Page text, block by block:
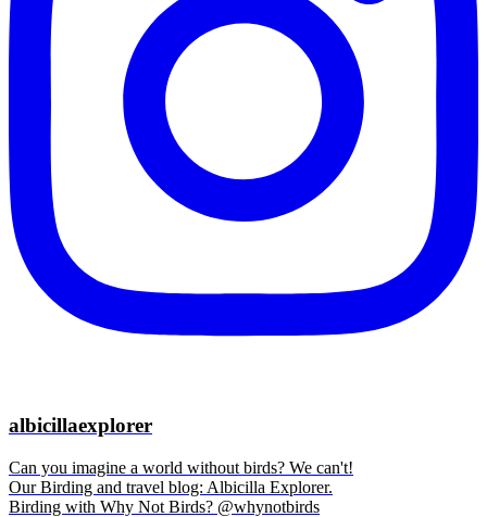
albicillaexplorer
Can you imagine a world without birds? We can't!
Our Birding and travel blog: Albicilla Explorer.
Birding with Why Not Birds? @whynotbirds